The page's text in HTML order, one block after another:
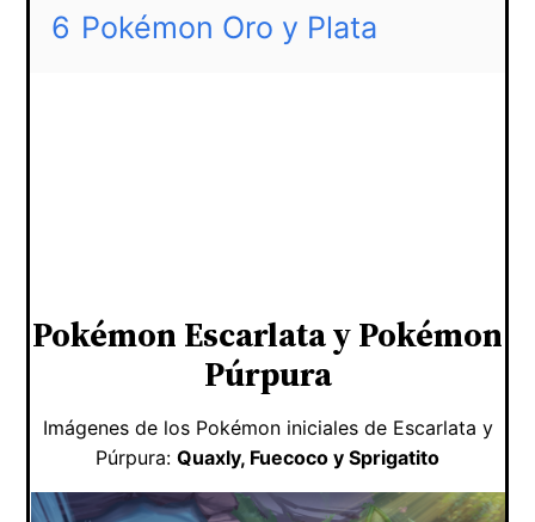
6 Pokémon Oro y Plata
Pokémon Escarlata y Pokémon
Púrpura
Imágenes de los Pokémon iniciales de Escarlata y
Púrpura: Quaxly, Fuecoco y Sprigatito